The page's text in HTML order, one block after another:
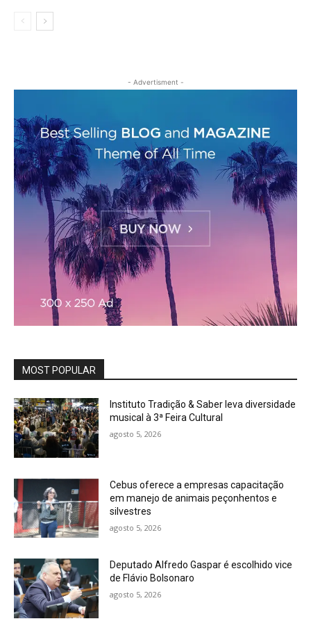
- Advertisment -
MOST POPULAR
Instituto Tradição & Saber leva diversidade
musical à 3ª Feira Cultural
agosto 5, 2026
Cebus oferece a empresas capacitação
em manejo de animais peçonhentos e
silvestres
agosto 5, 2026
Deputado Alfredo Gaspar é escolhido vice
de Flávio Bolsonaro
agosto 5, 2026